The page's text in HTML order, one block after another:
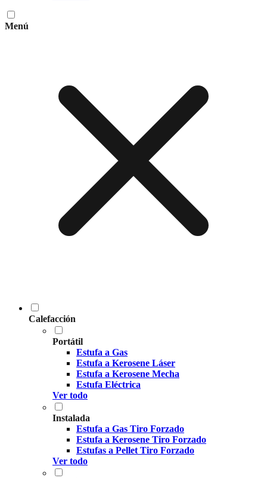
Menú
Calefacción
Portátil
Estufa a Gas
Estufa a Kerosene Láser
Estufa a Kerosene Mecha
Estufa Eléctrica
Ver todo
Instalada
Estufa a Gas Tiro Forzado
Estufa a Kerosene Tiro Forzado
Estufas a Pellet Tiro Forzado
Ver todo